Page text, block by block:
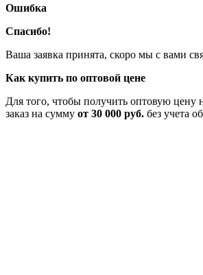
Ошибка
Спасибо!
Ваша заявка принята, скоро мы с вами
Как купить по оптовой цене
Для того, чтобы получить оптовую цену
заказ на сумму от 30 000 руб. без учета